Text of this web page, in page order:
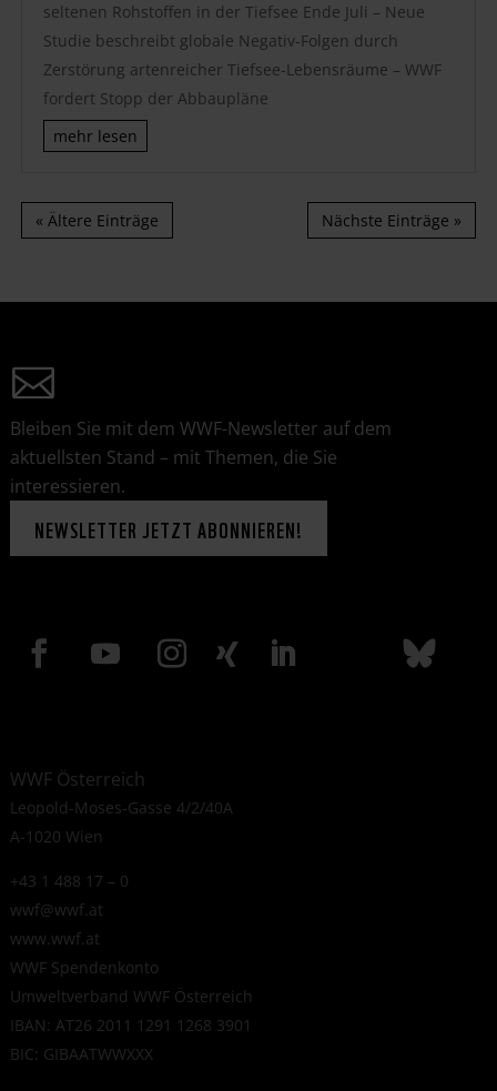
seltenen Rohstoffen in der Tiefsee Ende Juli – Neue
Studie beschreibt globale Negativ-Folgen durch
Zerstörung artenreicher Tiefsee-Lebensräume – WWF
fordert Stopp der Abbaupläne
mehr lesen
« Ältere Einträge Nächste Einträge »
Bleiben Sie mit dem WWF-Newsletter auf dem
aktuellsten Stand – mit Themen, die Sie
interessieren.
NEWSLETTER JETZT ABONNIEREN!
WWF Österreich
Leopold-Moses-Gasse 4/2/40A
A-1020 Wien
+43 1 488 17 – 0
wwf@wwf.at
www.wwf.at
WWF Spendenkonto
Umweltverband WWF Österreich
IBAN: AT26 2011 1291 1268 3901
BIC: GIBAATWWXXX